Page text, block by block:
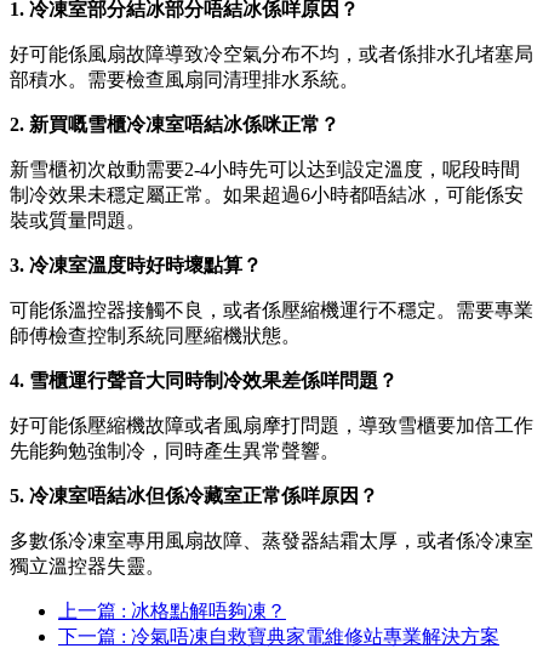
1. 冷凍室部分結冰部分唔結冰係咩原因？
好可能係風扇故障導致冷空氣分布不均，或者係排水孔堵塞局
部積水。需要檢查風扇同清理排水系統。
2. 新買嘅雪櫃冷凍室唔結冰係咪正常？
新雪櫃初次啟動需要2-4小時先可以达到設定溫度，呢段時間
制冷效果未穩定屬正常。如果超過6小時都唔結冰，可能係安
裝或質量問題。
3. 冷凍室溫度時好時壞點算？
可能係溫控器接觸不良，或者係壓縮機運行不穩定。需要專業
師傅檢查控制系統同壓縮機狀態。
4. 雪櫃運行聲音大同時制冷效果差係咩問題？
好可能係壓縮機故障或者風扇摩打問題，導致雪櫃要加倍工作
先能夠勉強制冷，同時產生異常聲響。
5. 冷凍室唔結冰但係冷藏室正常係咩原因？
多數係冷凍室專用風扇故障、蒸發器結霜太厚，或者係冷凍室
獨立溫控器失靈。
上一篇 : 冰格點解唔夠凍？
下一篇 : 冷氣唔凍自救寶典家電維修站專業解決方案